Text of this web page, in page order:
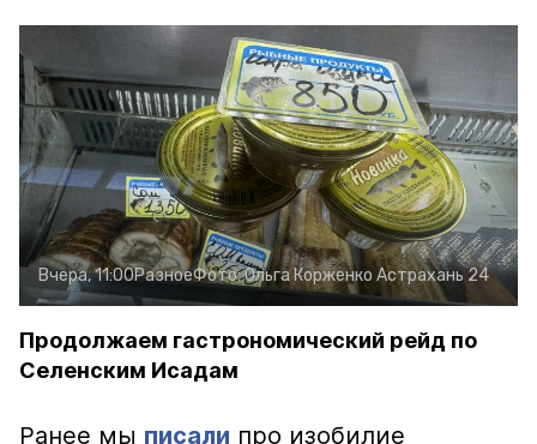
Вчера, 11:00РазноеФото:Ольга Корженко Астрахань 24
Продолжаем гастрономический рейд по
Селенским Исадам
Ранее мы писали про изобилие